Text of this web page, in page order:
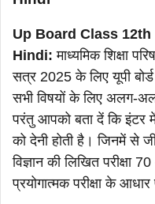
Up Board Class
Hindi: माध्यमिक शिक्षा
सत्र 2025 के लिए यूपी
सभी विषयों के लिए अलग-
परंतु आपको बता दें कि इंटर में
को देनी होती है। जिनमें से
विज्ञान की लिखित परीक्षा
प्रयोगात्मक परीक्षा के